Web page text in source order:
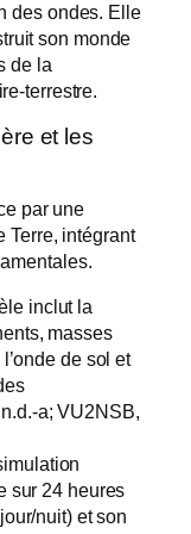
des ondes. Elle
son monde
de la
terrestre.
et les
par une
Terre, intégrant
inclut la
masses
de sol et
a; VU2NSB,
sur 24 heures
nuit) et son